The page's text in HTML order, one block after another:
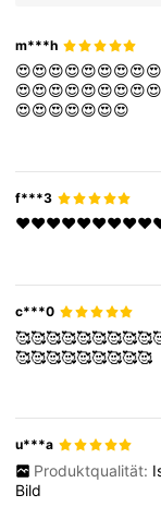
m***h
😍😍😍😍😍😍😍
f***3
c***0
🥰🥰🥰🥰🥰🥰🥰🥰🥰
u***a
Produktqualität:
Bild